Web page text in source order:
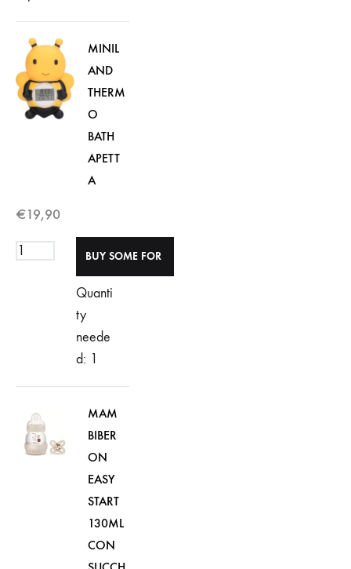
MINIL
AND
THERM
O
BATH
APETT
A
€19,90
Quanti
ty
neede
d: 1
MAM
BIBER
ON
EASY
START
130ML
CON